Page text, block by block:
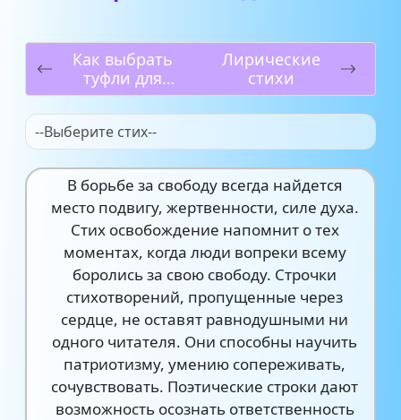
Как выбрать
туфли для
девочки в
садик или
школу
Лирические
стихи
--Выберите стих--
В борьбе за свободу всегда найдется
место подвигу, жертвенности, силе духа.
Стих освобождение напомнит о тех
моментах, когда люди вопреки всему
боролись за свою свободу. Строчки
стихотворений, пропущенные через
сердце, не оставят равнодушными ни
одного читателя. Они способны научить
патриотизму, умению сопереживать,
сочувствовать. Поэтические строки дают
возможность осознать ответственность